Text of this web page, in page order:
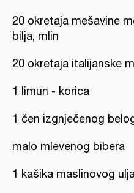
20 okretaja mešavine
bilja, mlin
20 okretaja italijanske
1 limun - korica
1 čen izgnječenog
malo mlevenog bibera
1 kašika maslinovog